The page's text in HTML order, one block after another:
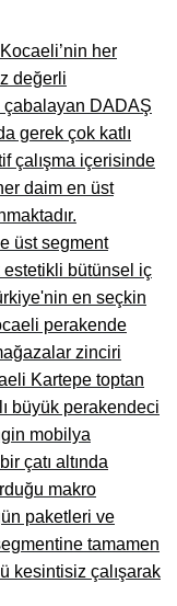
Firmaları
İmalatçıları
her
değerli
çabalayan DADAŞ
gerek çok katlı
çalışma içerisinde
daim en üst
üst segment
estetikli bütünsel iç
en seçkin
perakende
zinciri
Kartepe toptan
büyük perakendeci
mobilya
çatı altında
makro
paketleri ve
tamamen
kesintisiz çalışarak